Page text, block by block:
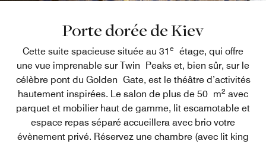
Porte dorée de Kiev
Cette suite spacieuse située au 31 e étage, qui offre
une vue imprenable sur Twin Peaks et, bien sûr, sur le
célèbre pont du Golden Gate, est le théâtre d’activités
hautement inspirées. Le salon de plus de 50 m2 avec
parquet et mobilier haut de gamme, lit escamotable et
espace repas séparé accueillera avec brio votre
évènement privé. Réservez une chambre (avec lit king